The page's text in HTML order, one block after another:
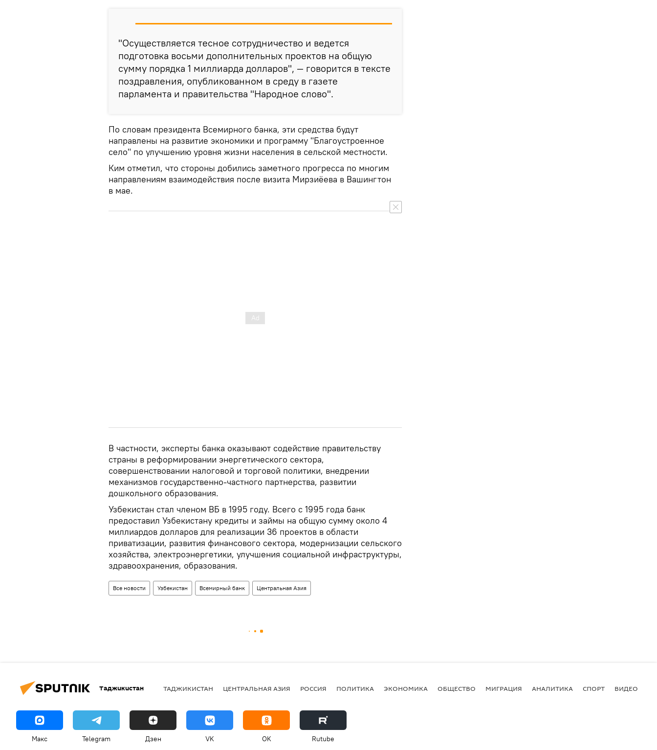
"Осуществляется тесное сотрудничество и ведется
подготовка восьми дополнительных проектов на общую
сумму порядка 1 миллиарда долларов", — говорится в тексте
поздравления, опубликованном в среду в газете
парламента и правительства "Народное слово".
По словам президента Всемирного банка, эти средства будут
направлены на развитие экономики и программу "Благоустроенное
село" по улучшению уровня жизни населения в сельской местности.
Ким отметил, что стороны добились заметного прогресса по многим
направлениям взаимодействия после визита Мирзиёева в Вашингтон
в мае.
В частности, эксперты банка оказывают содействие правительству
страны в реформировании энергетического сектора,
совершенствовании налоговой и торговой политики, внедрении
механизмов государственно-частного партнерства, развитии
дошкольного образования.
Узбекистан стал членом ВБ в 1995 году. Всего с 1995 года банк
предоставил Узбекистану кредиты и займы на общую сумму около 4
миллиардов долларов для реализации 36 проектов в области
приватизации, развития финансового сектора, модернизации сельского
хозяйства, электроэнергетики, улучшения социальной инфраструктуры,
здравоохранения, образования.
Все новости Узбекистан Всемирный банк Центральная Азия
Таджикистан ТАДЖИКИСТАН ЦЕНТРАЛЬНАЯ АЗИЯ РОССИЯ ПОЛИТИКА ЭКОНОМИКА ОБЩЕСТВО МИГРАЦИЯ АНАЛИТИКА СПОРТ ВИДЕО
Макс Telegram Дзен VK OK Rutube